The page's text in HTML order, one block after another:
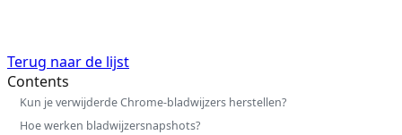
Terug naar de lijst
Contents
Kun je verwijderde Chrome-bladwijzers herstellen?
Hoe werken bladwijzersnapshots?